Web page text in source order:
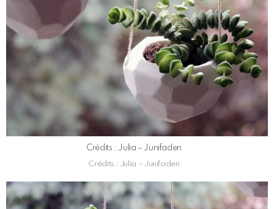
Crédits : Julia – Junifaden
Crédits : Julia – Junifaden